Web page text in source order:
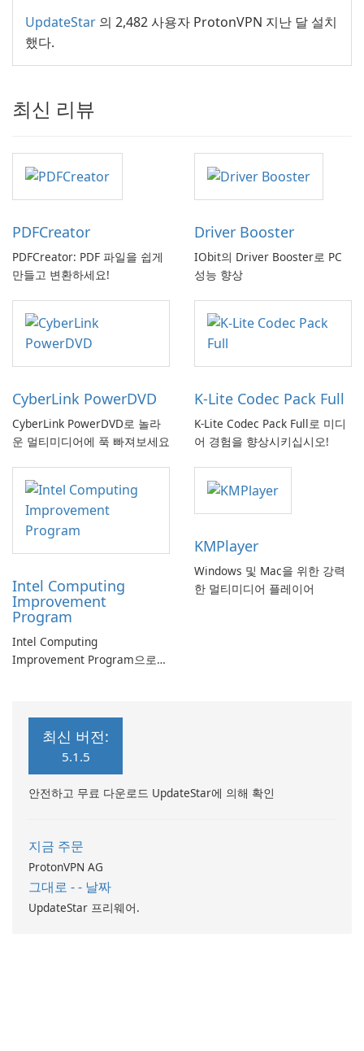
UpdateStar 의 2,482 사용자 ProtonVPN 지난 달 설치
했다.
최신 리뷰
PDFCreator
PDFCreator: PDF 파일을 쉽게
만들고 변환하세요!
Driver Booster
IObit의 Driver Booster로 PC
성능 향상
CyberLink PowerDVD
CyberLink PowerDVD로 놀라
운 멀티미디어에 푹 빠져보세요
K-Lite Codec Pack Full
K-Lite Codec Pack Full로 미디
어 경험을 향상시키십시오!
Intel Computing
Improvement
Program
Intel Computing
Improvement Program으로
KMPlayer
Windows 및 Mac을 위한 강력
한 멀티미디어 플레이어
최신 버전:
5.1.5
안전하고 무료 다운로드 UpdateStar에 의해 확인
지금 주문
ProtonVPN AG
그대로 - - 날짜
UpdateStar 프리웨어.